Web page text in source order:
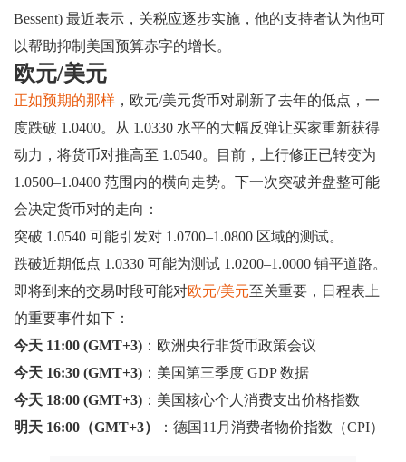
Bessent) 最近表示，关税应逐步实施，他的支持者认为他可
以帮助抑制美国预算赤字的增长。
欧元/美元
正如预期的那样 ，欧元/美元货币对刷新了去年的低点，一
度跌破 1.0400。从 1.0330 水平的大幅反弹让买家重新获得
动力，将货币对推高至 1.0540。目前，上行修正已转变为
1.0500–1.0400 范围内的横向走势。下一次突破并盘整可能
会决定货币对的走向：
突破 1.0540 可能引发对 1.0700–1.0800 区域的测试。
跌破近期低点 1.0330 可能为测试 1.0200–1.0000 铺平道路。
即将到来的交易时段可能对欧元/美元至关重要，日程表上
的重要事件如下：
今天 11:00 (GMT+3) ：欧洲央行非货币政策会议
今天 16:30 (GMT+3) ：美国第三季度 GDP 数据
今天 18:00 (GMT+3) ：美国核心个人消费支出价格指数
明天 16:00（GMT+3）
：德国11月消费者物价指数（CPI）